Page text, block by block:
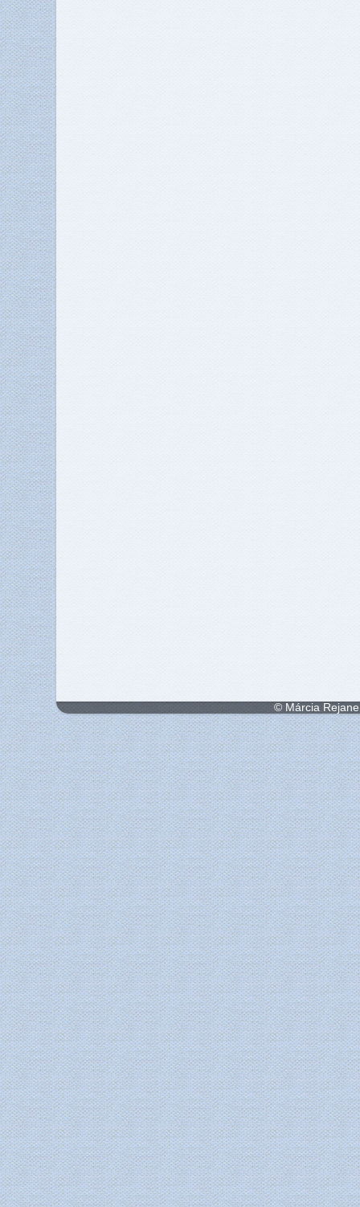
© Márcia